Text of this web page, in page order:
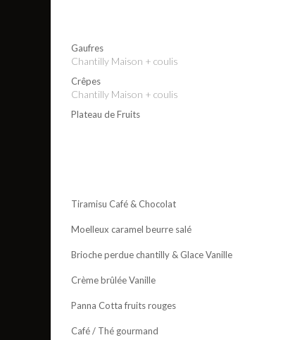
Gaufres
Chantilly Maison + coulis
Crêpes
Chantilly Maison + coulis
Plateau de Fruits
Tiramisu Café & Chocolat
Moelleux caramel beurre salé
Brioche perdue chantilly & Glace Vanille
Crème brûlée Vanille
Panna Cotta fruits rouges
Café / Thé gourmand